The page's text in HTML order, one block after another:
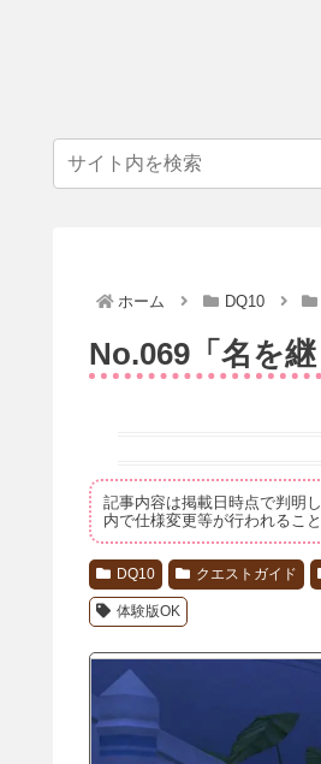
ホーム DQ10
No.069「名を継
記事内容は掲載日時点で判明
内で仕様変更等が行われるこ
DQ10 クエストガイド
体験版OK